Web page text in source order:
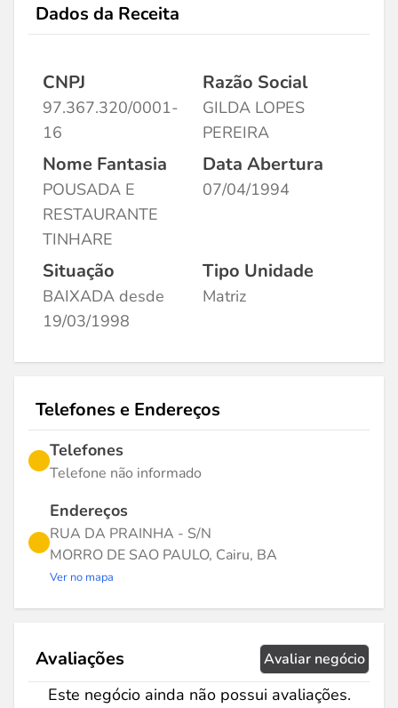
Dados da Receita
CNPJ
97.367.320/0001-
16
Razão Social
GILDA LOPES
PEREIRA
Nome Fantasia
POUSADA E
RESTAURANTE
TINHARE
Data Abertura
07/04/1994
Situação
BAIXADA desde
19/03/1998
Tipo Unidade
Matriz
Telefones e Endereços
Telefones
Telefone não informado
Endereços
RUA DA PRAINHA - S/N
MORRO DE SAO PAULO, Cairu, BA
Ver no mapa
Avaliações Avaliar negócio
Este negócio ainda não possui avaliações.